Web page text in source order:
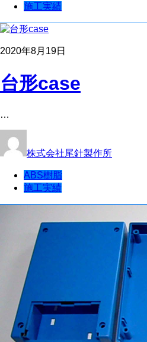
施工実績
2020年8月19日
台形case
…
株式会社尾針製作所
ABS樹脂
施工実績